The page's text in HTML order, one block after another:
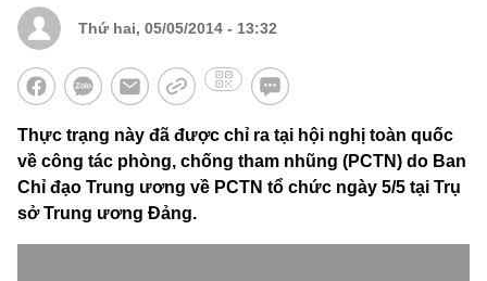
Thứ hai, 05/05/2014 - 13:32
Thực trạng này đã được chỉ ra tại hội nghị toàn quốc
về công tác phòng, chống tham nhũng (PCTN) do Ban
Chỉ đạo Trung ương về PCTN tổ chức ngày 5/5 tại Trụ
sở Trung ương Đảng.